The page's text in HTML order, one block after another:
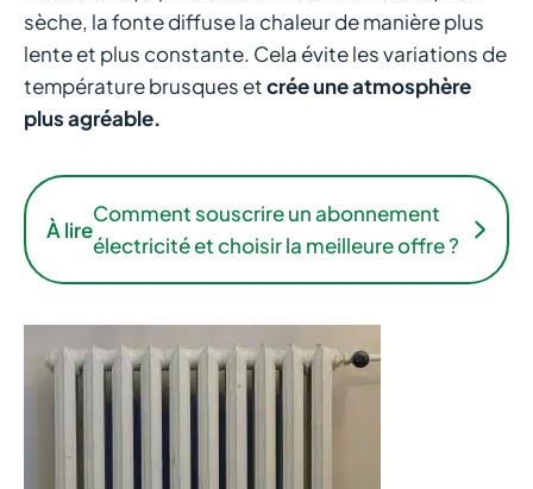
sèche, la fonte diffuse la chaleur de manière plus
lente et plus constante. Cela évite les variations de
température brusques etcrée une atmosphère
plus agréable.
À lire
Comment souscrire un abonnement
électricité et choisir la meilleure offre ?